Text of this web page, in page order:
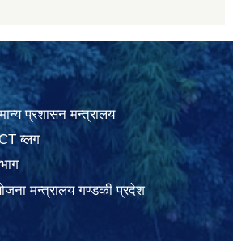
प्रशासन मन्त्रालय
ब्लग
मन्त्रालय गण्डकी प्रदेश